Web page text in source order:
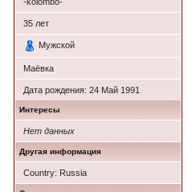
35 лет
Мужской
Маёвка
Дата рождения: 24 Май 1991
Интересы
Нет данных
Другая информация
Country: Russia